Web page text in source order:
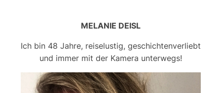
MELANIE DEISL
Ich bin 48 Jahre, reiselustig, geschichtenverliebt
und immer mit der Kamera unterwegs!